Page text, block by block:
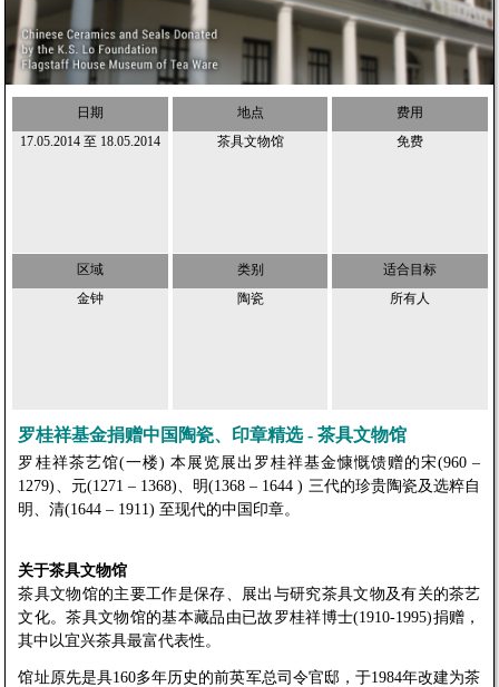
日期
17.05.2014至 18.05.2014
地点
茶具文物馆
费用
免费
区域
金钟
类别
陶瓷
适合目标
所有人
罗桂祥基金捐赠中国陶瓷、印章精选 - 茶具文物馆
罗桂祥茶艺馆(一楼) 本展览展出罗桂祥基金慷慨馈赠的宋(960 –
1279)、元(1271 – 1368)、明(1368 – 1644 ) 三代的珍贵陶瓷及选粹自
明、清(1644 – 1911) 至现代的中国印章。
关于茶具文物馆
茶具文物馆的主要工作是保存、展出与研究茶具文物及有关的茶艺
文化。茶具文物馆的基本藏品由已故罗桂祥博士(1910-1995)捐赠，
其中以宜兴茶具最富代表性。
馆址原先是具160多年历史的前英军总司令官邸，于1984年改建为茶